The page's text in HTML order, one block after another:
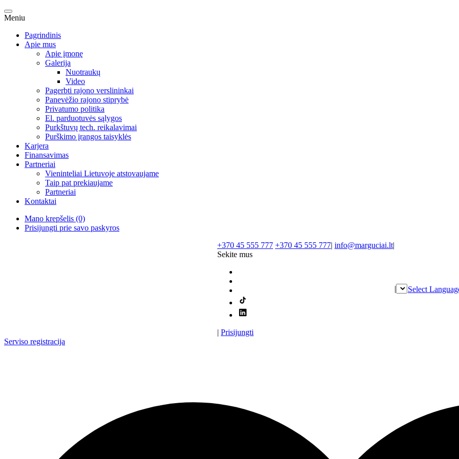
Meniu
Pagrindinis
Apie mus
Apie įmonę
Galerija
Nuotraukų
Video
Pagerbti rajono verslininkai
Panevėžio rajono stiprybė
Privatumo politika
El. parduotuvės sąlygos
Purkštuvų tech. reikalavimai
Purškimo įrangos taisyklės
Karjera
Finansavimas
Partneriai
Vieninteliai Lietuvoje atstovaujame
Taip pat prekiaujame
Partneriai
Kontaktai
Mano krepšelis (0)
Prisijungti prie savo paskyros
+370 45 555 777 +370 45 555 777| info@marguciai.lt|
Sekite mus
| Prisijungti
| Select
Serviso registracija